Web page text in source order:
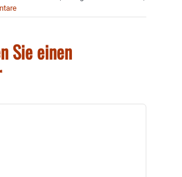
Sie einen